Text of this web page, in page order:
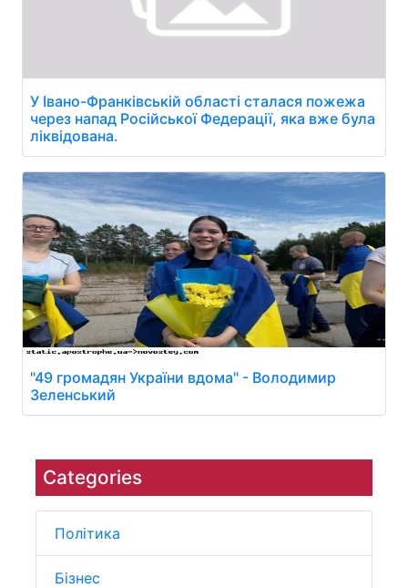
Categories
Політика
Бізнес
У Івано-Франківській області сталася пожежа
через напад Російської Федерації, яка вже була
ліквідована.
"49 громадян України вдома" - Володимир
Зеленський